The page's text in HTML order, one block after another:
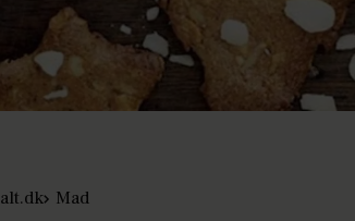
alt.dk Mad